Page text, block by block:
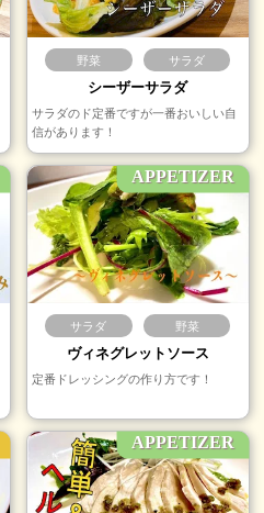
野菜 サラダ
シーザーサラダ
サラダのド定番ですが一番おいしい自
信があります！
APPETIZER
サラダ 野菜
ヴィネグレットソース
定番ドレッシングの作り方です！
APPETIZER